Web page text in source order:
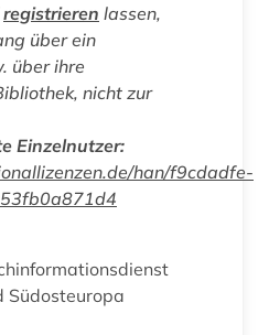
registrieren lassen,
über ein
über ihre
nicht zur
Einzelnutzer:
han/f9cdadfe-
Südosteuropa